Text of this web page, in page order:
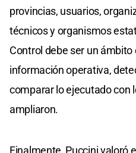
provincias, usuarios,
técnicos y organismos
Control debe ser un
información operativa,
comparar lo ejecutado con
ampliaron.
Finalmente, Puccini valoró